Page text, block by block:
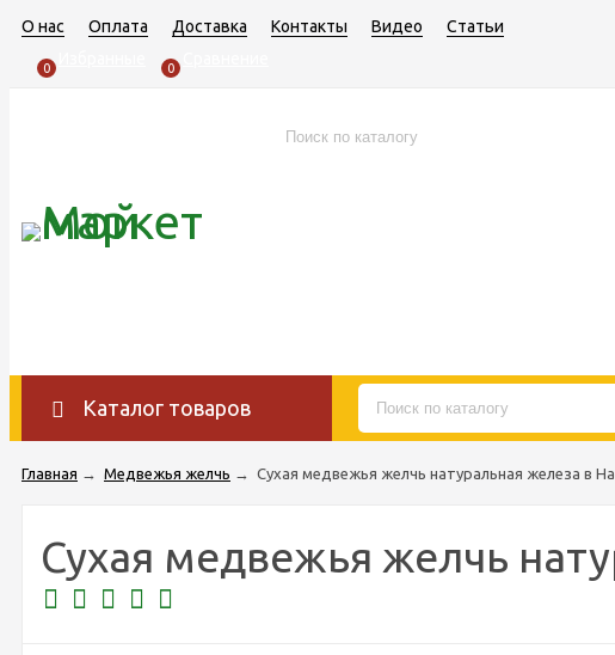
О нас Оплата Доставка Контакты Видео Статьи
0 0
Каталог товаров
Главная → Медвежья желчь → Сухая медвежья желчь натуральная железа в
Сухая медвежья желчь